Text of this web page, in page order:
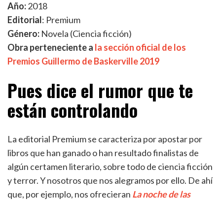
Año:2018
Editorial: Premium
Género: Novela (Ciencia ficción)
Obra perteneciente a la sección oficial de los
Premios Guillermo de Baskerville 2019
Pues dice el rumor que te
están controlando
La editorial Premium se caracteriza por apostar por
libros que han ganado o han resultado finalistas de
algún certamen literario, sobre todo de ciencia ficción
y terror. Y nosotros que nos alegramos por ello. De ahí
que, por ejemplo, nos ofrecieran La noche de las